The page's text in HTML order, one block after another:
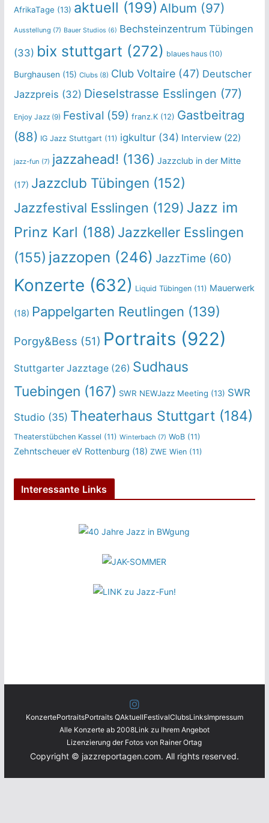
AfrikaTage (13) aktuell (199) Album (97)
Ausstellung (7) Bauer Studios (6) Bechsteinzentrum Tübingen
(33) bix stuttgart (272) blaues haus(10)
Burghausen (15) Clubs(8) Club Voltaire(47) Deutscher
Jazzpreis (32) Dieselstrasse Esslingen (77)
Enjoy Jazz(9) Festival (59) franz.K(12) Gastbeitrag
(88) IG Jazz Stuttgart (11) igkultur(34) Interview(22)
jazz-fun (7) jazzahead! (136) Jazzclub in der Mitte
(17) Jazzclub Tübingen (152)
Jazzfestival Esslingen (129) Jazz im
Prinz Karl (188) Jazzkeller Esslingen
(155) jazzopen (246) JazzTime (60)
Konzerte (632) Liquid Tübingen(11) Mauerwerk
(18) Pappelgarten Reutlingen (139)
Porgy&Bess (51) Portraits (922)
Stuttgarter Jazztage(26) Sudhaus
Tuebingen (167) SWR NEWJazz Meeting (13) SWR
Studio(35) Theaterhaus Stuttgart(184)
Theaterstübchen Kassel (11) Winterbach (7) WoB(11)
Zehntscheuer eV Rottenburg (18) ZWE Wien(11)
Interessante Links
KonzertePortraitsPortraits QAktuellFestivalClubsLinksImpressum
Alle Konzerte ab 2008Link zu Ihrem Angebot
Lizenzierung der Fotos von Rainer Ortag
Copyright © jazzreportagen.com. All rights reserved.